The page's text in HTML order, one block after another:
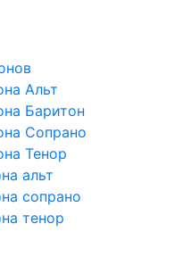
Альт
Баритон
Сопрано
Тенор
альт
сопрано
тенор